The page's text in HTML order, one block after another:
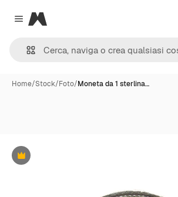
Close menu
Magnific
Home/Stock/Foto/Moneta da 1 sterlina…
Premium